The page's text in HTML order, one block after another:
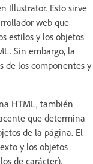
Illustrator. Esto sirve
web que
estilos y los objetos
Sin embargo, la
de los componentes y
HTML, también
que determina
de la página. El
y los objetos
de carácter).